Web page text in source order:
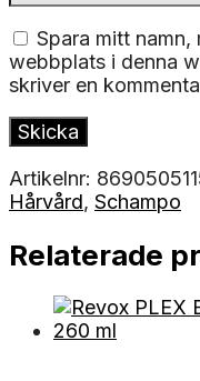
Spara mitt
webbplats i denna
skriver en
Artikelnr:
Hårvård, Schampo
Relaterade